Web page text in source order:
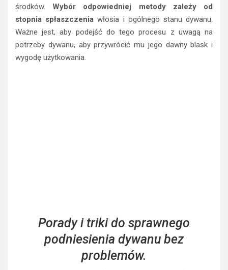
środków. Wybór odpowiedniej metody zależy od
stopnia spłaszczenia włosia i ogólnego stanu dywanu.
Ważne jest, aby podejść do tego procesu z uwagą na
potrzeby dywanu, aby przywrócić mu jego dawny blask i
wygodę użytkowania.
Porady i triki do sprawnego
podniesienia dywanu bez
problemów.